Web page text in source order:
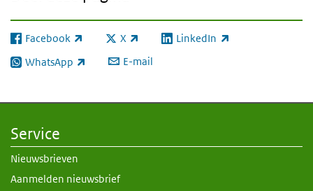
Facebook
(externe link) X
(externe link) LinkedIn
(externe link)
WhatsApp
(externe link) E-mail
Service
Nieuwsbrieven
Aanmelden nieuwsbrief